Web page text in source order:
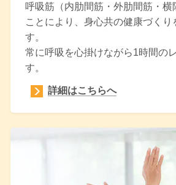
呼吸筋（内肋間筋・外肋間筋・横
ことにより、身心共の健康づくり
す。
常に呼吸を心掛けながら1時間の
す。
詳細はこちらへ